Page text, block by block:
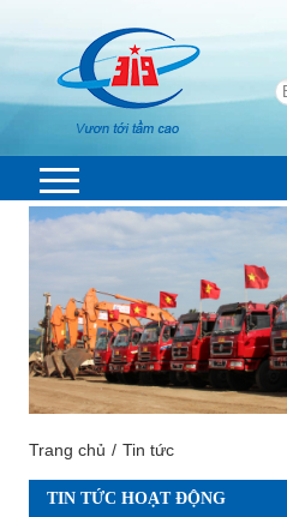
Trang chủ Tin tức
TIN TỨC HOẠT ĐỘNG